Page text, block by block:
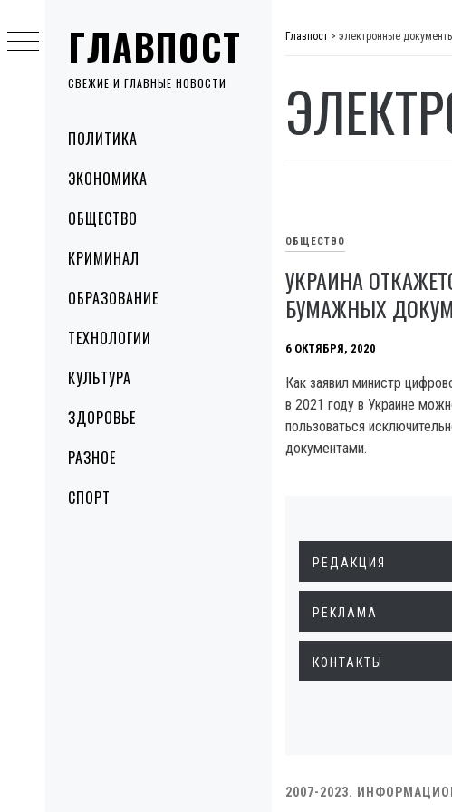
ГЛАВПОСТ
СВЕЖИЕ И ГЛАВНЫЕ НОВОСТИ
MenuПОЛИТИКА
ЭКОНОМИКА
ОБЩЕСТВО
КРИМИНАЛ
ОБРАЗОВАНИЕ
ТЕХНОЛОГИИ
КУЛЬТУРА
ЗДОРОВЬЕ
РАЗНОЕ
СПОРТ
to
content
Главпост > электронные
ОБЩЕСТВО
УКРАИНА
БУМАЖНЫХ
6 ОКТЯБРЯ, 2020
Как заявил министр
в 2021 году в Украине
пользоваться
документами.
РЕДАКЦИЯ
РЕКЛАМА
КОНТАКТЫ
2007-2023.